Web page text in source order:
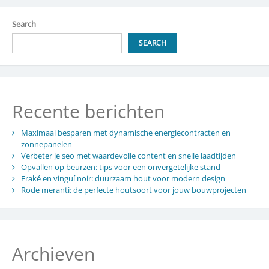
Search
SEARCH
Recente berichten
Maximaal besparen met dynamische energiecontracten en
zonnepanelen
Verbeter je seo met waardevolle content en snelle laadtijden
Opvallen op beurzen: tips voor een onvergetelijke stand
Fraké en vinguí noir: duurzaam hout voor modern design
Rode meranti: de perfecte houtsoort voor jouw bouwprojecten
Archieven